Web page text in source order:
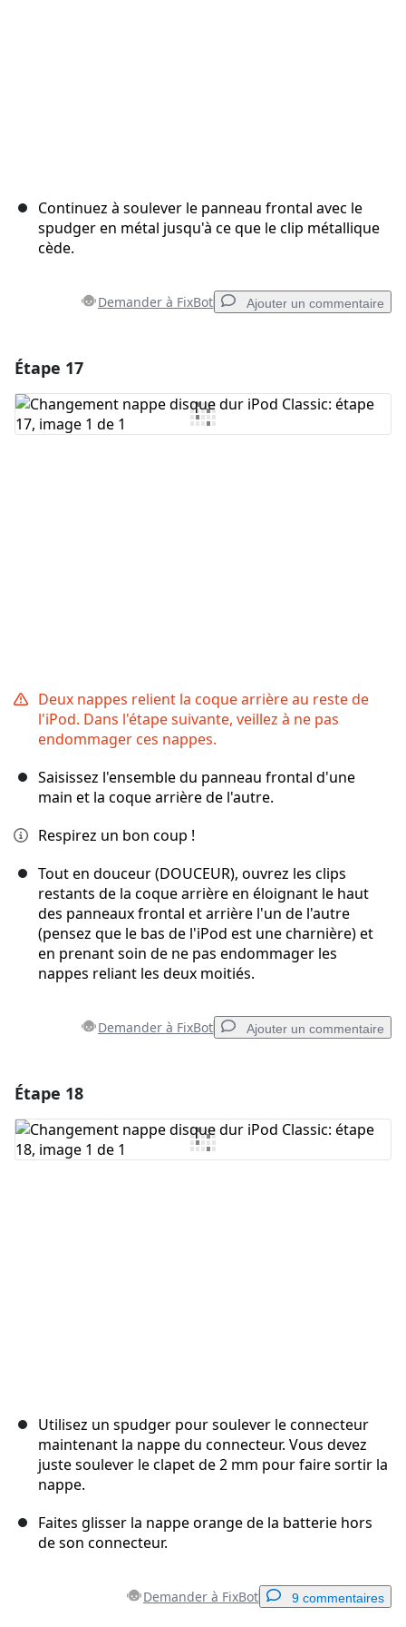
Continuez à soulever le panneau frontal avec le
spudger en métal jusqu'à ce que le clip métallique
cède.
Demander à FixBot Ajouter un commentaire
Ajouter un commentaire
Étape 17
Deux nappes relient la coque arrière au reste de
l'iPod. Dans l'étape suivante, veillez à ne pas
endommager ces nappes.
Saisissez l'ensemble du panneau frontal d'une
main et la coque arrière de l'autre.
Respirez un bon coup !
Tout en douceur (DOUCEUR), ouvrez les clips
restants de la coque arrière en éloignant le haut
des panneaux frontal et arrière l'un de l'autre
(pensez que le bas de l'iPod est une charnière) et
en prenant soin de ne pas endommager les
nappes reliant les deux moitiés.
Demander à FixBot Ajouter un commentaire
Ajouter un commentaire
Étape 18
Utilisez un spudger pour soulever le connecteur
maintenant la nappe du connecteur. Vous devez
juste soulever le clapet de 2 mm pour faire sortir la
nappe.
Faites glisser la nappe orange de la batterie hors
de son connecteur.
Demander à FixBot 9 commentaires